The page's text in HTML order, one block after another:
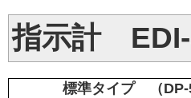
指示計
標準タイプ （DP-